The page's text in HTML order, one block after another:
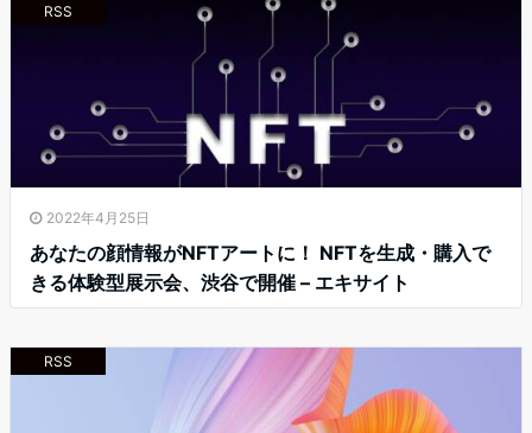
RSS
2022年4月25日
あなたの顔情報がNFTアートに！ NFTを生成・購入で
きる体験型展示会、渋谷で開催 – エキサイト
RSS